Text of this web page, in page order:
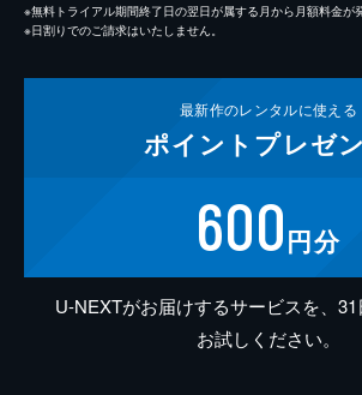
※無料トライアル期間終了日の翌日が属する月から月額料金が
※日割りでのご請求はいたしません。
最新作のレンタルに使える
ポイント プレゼ
600円分
U-NEXTがお届けするサービスを、
お試しください。